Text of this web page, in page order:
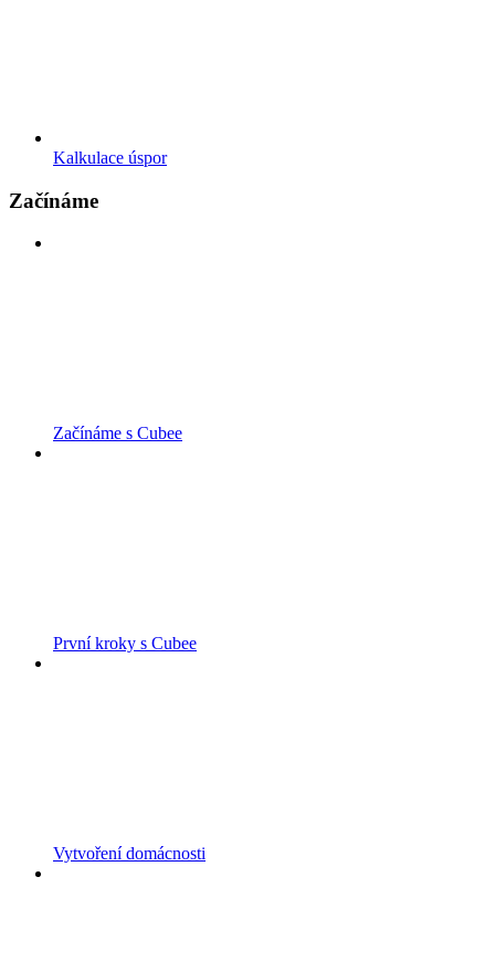
Kalkulace úspor
Začínáme
Začínáme s Cubee
První kroky s Cubee
Vytvoření domácnosti